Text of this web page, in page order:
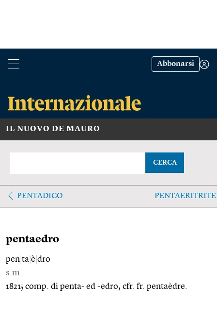
Abbonarsi
IL NUOVO DE MAURO
CERCA
PENTADICO PENTAERITRITE
pentaedro
pen ta è dro
s.m.
1821; comp. di penta- ed -edro, cfr. fr. pentaèdre.